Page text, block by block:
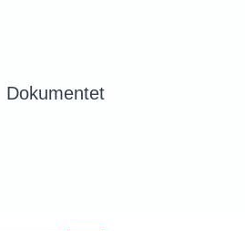
Dokumentet